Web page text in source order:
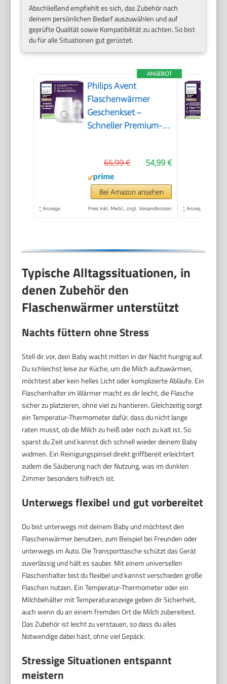
Abschließend empfiehlt es sich, das Zubehör nach
deinem persönlichen Bedarf auszuwählen und auf
geprüfte Qualität sowie Kompatibilität zu achten. So bist
du für alle Situationen gut gerüstet.
ANGEBOT
Philips Avent
Flaschenwärmer
Geschenkset –
Schneller Premium-
Babyflasche,
intelligente
Temperaturregelung,
automatische
54,99 €
65,99 €
Bei Amazon ansehen
* Anzeige Preis inkl. MwSt., zzgl. Versandkosten * Anzeige
Typische Alltagssituationen, in
denen Zubehör den
Flaschenwärmer unterstützt
Nachts füttern ohne Stress
Stell dir vor, dein Baby wacht mitten in der Nacht hungrig auf.
Du schleichst leise zur Küche, um die Milch aufzuwärmen,
möchtest aber kein helles Licht oder komplizierte Abläufe. Ein
Flaschenhalter im Wärmer macht es dir leicht, die Flasche
sicher zu platzieren, ohne viel zu hantieren. Gleichzeitig sorgt
ein Temperatur-Thermometer dafür, dass du nicht lange
raten musst, ob die Milch zu heiß oder noch zu kalt ist. So
sparst du Zeit und kannst dich schnell wieder deinem Baby
widmen. Ein Reinigungspinsel direkt griffbereit erleichtert
zudem die Säuberung nach der Nutzung, was im dunklen
Zimmer besonders hilfreich ist.
Unterwegs flexibel und gut vorbereitet
Du bist unterwegs mit deinem Baby und möchtest den
Flaschenwärmer benutzen, zum Beispiel bei Freunden oder
unterwegs im Auto. Die Transporttasche schützt das Gerät
zuverlässig und hält es sauber. Mit einem universellen
Flaschenhalter bist du flexibel und kannst verschieden große
Flaschen nutzen. Ein Temperatur-Thermometer oder ein
Milchbehälter mit Temperaturanzeige geben dir Sicherheit,
auch wenn du an einem fremden Ort die Milch zubereitest.
Das Zubehör ist leicht zu verstauen, so dass du alles
Notwendige dabei hast, ohne viel Gepäck.
Stressige Situationen entspannt
meistern